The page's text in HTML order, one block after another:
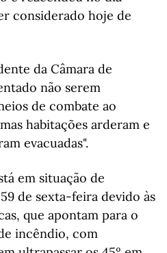
considerado hoje de
da Câmara de
não serem
de combate ao
habitações arderam e
evacuadas".
em situação de
de sexta-feira devido às
que apontam para o
incêndio, com